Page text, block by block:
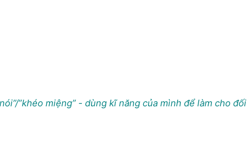
”khéo miệng” - dùng kĩ năng của mình để làm cho đối